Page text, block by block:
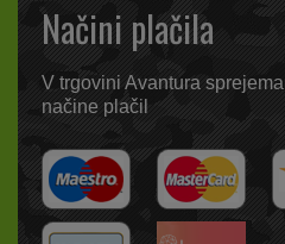
Načini plačila
V trgovini Avantura
načine plačil